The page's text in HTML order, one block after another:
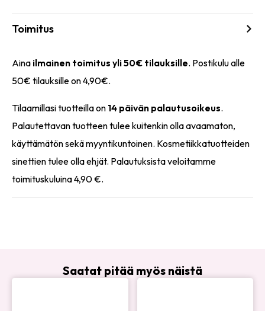
Toimitus
Aina ilmainen toimitus yli 50€ tilauksille. Postikulu alle
50€ tilauksille on 4,90€.
Tilaamillasi tuotteilla on 14 päivän palautusoikeus.
Palautettavan tuotteen tulee kuitenkin olla avaamaton,
käyttämätön sekä myyntikuntoinen. Kosmetiikkatuotteiden
sinettien tulee olla ehjät. Palautuksista veloitamme
toimituskuluina 4,90 €.
Saatat pitää myös näistä